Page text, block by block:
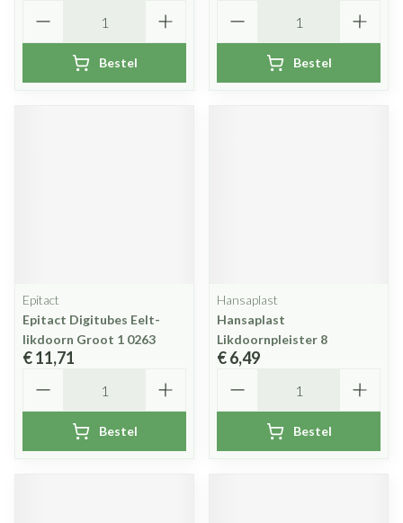
Bestel Bestel
Epitact
Epitact Digitubes Eelt-
likdoorn Groot 1 0263
€ 11,71
Bestel
Hansaplast
Hansaplast
Likdoornpleister 8
€ 6,49
Bestel